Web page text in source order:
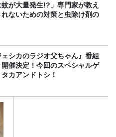
蚊が大量発生!?」専門家が教え
れないための対策と虫除け剤の
ェシカのラジオ父ちゃん』番組
開催決定！今回のスペシャルゲ
カアンドトシ！